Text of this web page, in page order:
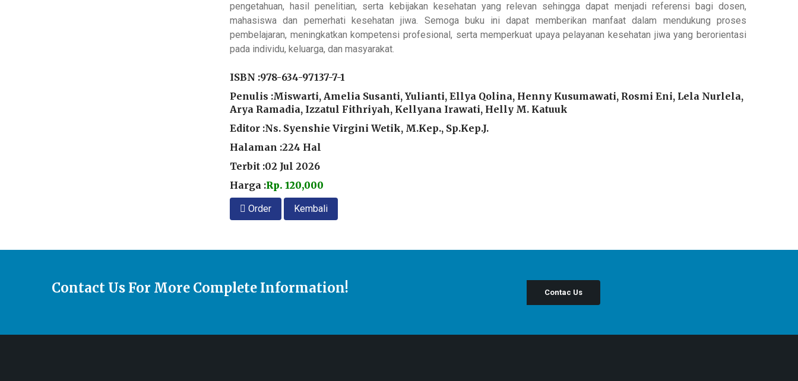
pengetahuan, hasil penelitian, serta kebijakan kesehatan yang relevan sehingga dapat menjadi referensi bagi dosen,
mahasiswa dan pemerhati kesehatan jiwa. Semoga buku ini dapat memberikan manfaat dalam mendukung proses
pembelajaran, meningkatkan kompetensi profesional, serta memperkuat upaya pelayanan kesehatan jiwa yang berorientasi
pada individu, keluarga, dan masyarakat.
ISBN :978-634-97137-7-1
Penulis :Miswarti, Amelia Susanti, Yulianti, Ellya Qolina, Henny Kusumawati, Rosmi Eni, Lela Nurlela,
Arya Ramadia, Izzatul Fithriyah, Kellyana Irawati, Helly M. Katuuk
Editor :Ns. Syenshie Virgini Wetik, M.Kep., Sp.Kep.J.
Halaman :224 Hal
Terbit :02 Jul 2026
Harga :Rp. 120,000
Order Kembali
Contact Us For More Complete Information! Contac Us